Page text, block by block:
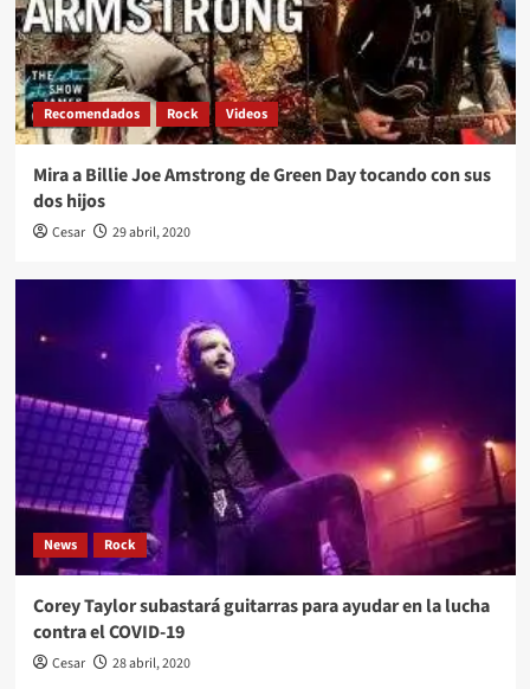
Recomendados Rock Videos
Mira a Billie Joe Amstrong de Green Day tocando con sus
dos hijos
Cesar 29 abril, 2020
News Rock
Corey Taylor subastará guitarras para ayudar en la lucha
contra el COVID-19
Cesar 28 abril, 2020